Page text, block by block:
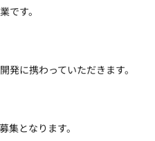
です。
発に携わっていただきます。
集となります。